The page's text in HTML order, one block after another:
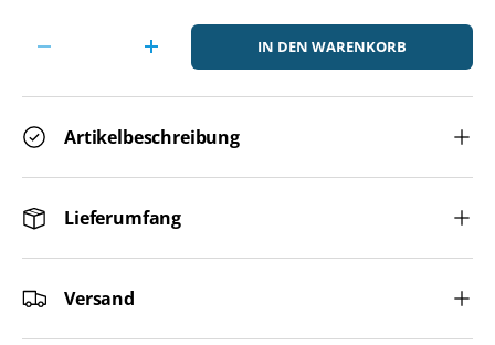
- + IN DEN WARENKORB
Artikelbeschreibung
Lieferumfang
Versand